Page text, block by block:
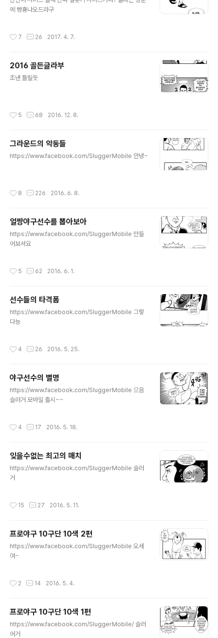
에 빵횽나오드라구
7 26 2017. 4. 7.
2016 골든글라부
조낸 틀릴듯
5 68 2016. 12. 8.
그라운드의 악동들
https://www.facebook.com/SluggerMobile 안녕~
8 226 2016. 6. 8.
얼짱야구선수를 뽑아보아
https://www.facebook.com/SluggerMobile 만들
어보셔요
5 62 2016. 6. 1.
선수들의 타격폼
https://www.facebook.com/SluggerMobile 그렇
다능
4 26 2016. 5. 25.
야구선수의 별명
https://www.facebook.com/SluggerMobile 으음
슬러거 모바일 출시~~
4 17 2016. 5. 18.
잊을수없는 최고의 매치
https://www.facebook.com/SluggerMobile 슬러
거
15 27 2016. 5. 11.
프로야구 10구단 10색 2편
https://www.facebook.com/SluggerMobile 오세
여~
2 14 2016. 5. 4.
프로야구 10구단 10색 1편
https://www.facebook.com/SluggerMobile/ 슬러
어거